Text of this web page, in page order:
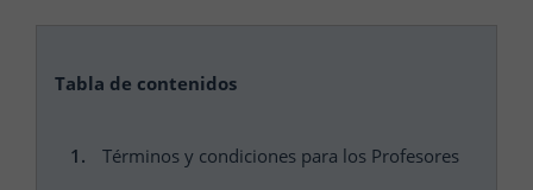
Tabla de contenidos
Términos y condiciones para los Profesores